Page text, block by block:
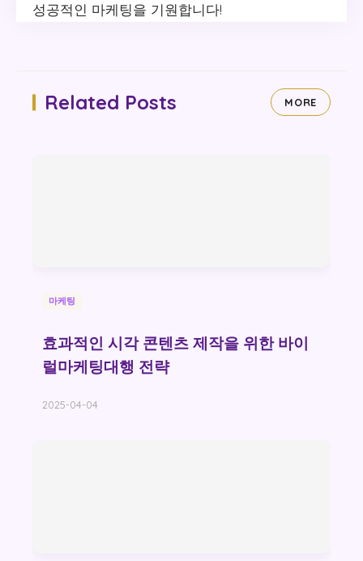
성공적인 마케팅을 기원합니다!
Related Posts MORE
마케팅
효과적인 시각 콘텐츠 제작을 위한 바이
럴마케팅대행 전략
2025-04-04